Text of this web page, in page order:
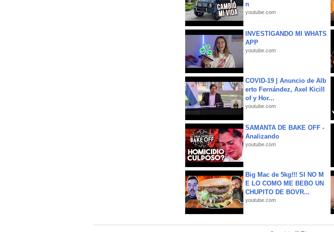
n
youtube.com
INVESTIGANDO MI WHATS
APP
youtube.com
COVID-19 | Anuncio de Alb
erto Fernández, Axel Kicill
of y Hor...
youtube.com
SAMANTA DE BAKE OFF -
Analizando
youtube.com
Big Mac de 5kg!!! SI NO M
E LO COMO ME BEBO UN
CHUPITO DE BOVR...
youtube.com